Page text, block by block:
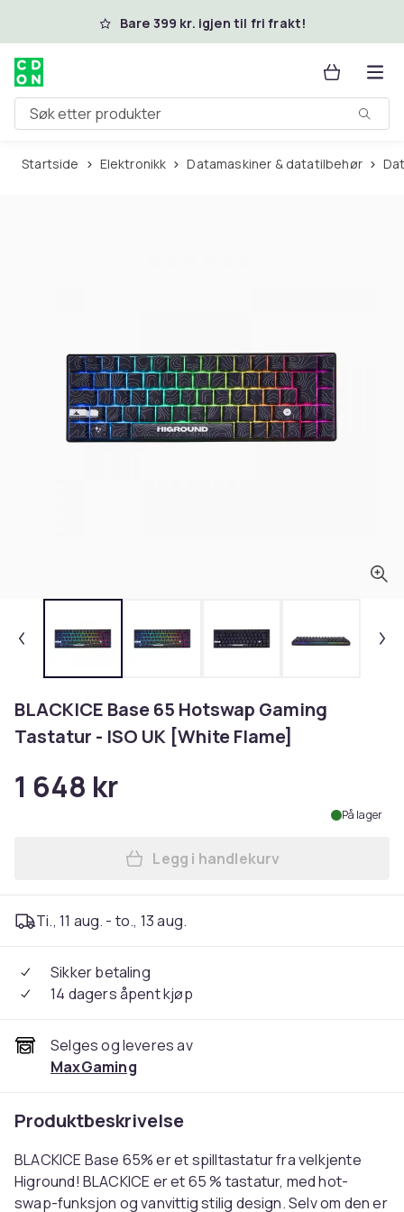
Hopp til hovedinnholdBare 399 kr. igjen til fri frakt!
Søk etter produkter
Startside Elektronikk Datamaskiner & datatilbehør
BLACKICE Base 65 Hotswap Gaming
Tastatur - ISO UK [White Flame]
1 648 kr
På lager
Legg BLACKICE Base 65
Legg i handlekurv
Ti., 11 aug. - to., 13 aug.
Sikker betaling
14 dagers åpent kjøp
Selges og leveres av
MaxGaming
Produktbeskrivelse
BLACKICE Base 65% er et spilltastatur fra velkjente
Higround! BLACKICE er et 65 % tastatur, med hot-
swap-funksjon og vanvittig stilig design. Selv om den er